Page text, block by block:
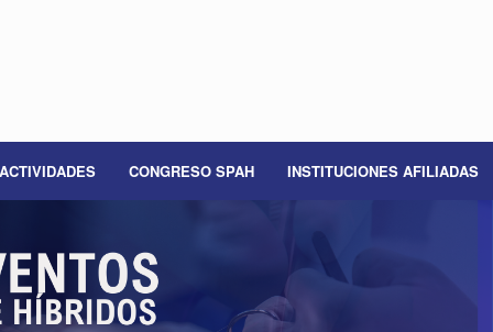
ACTIVIDADES CONGRESO SPAH INSTITUCIONES AFILIADAS